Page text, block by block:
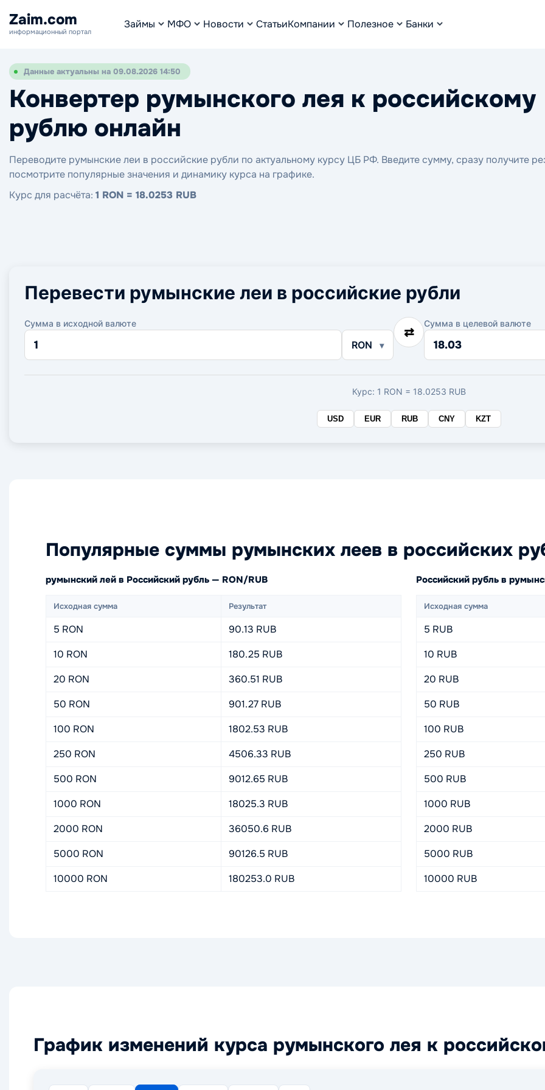
Zaim.com
информационный портал
Займы МФО Новости СтатьиКомпании Полезное Банки
Данные актуальны на 09.08.2026 14:50
Конвертер румынского лея к российскому
рублю онлайн
Переводите румынские леи в российские рубли по актуальному курсу ЦБ РФ. Введите сумму, сразу получите
посмотрите популярные значения и динамику курса на графике.
Курс для расчёта: 1 RON = 18.0253 RUB
Перевести румынские леи в российские рубли
Сумма в исходной валюте
Сумма
RON
⇄
Сумма в целевой валюте
Сумма
Курс: 1 RON = 18.0253 RUB
USD EUR RUB CNY KZT
Популярные суммы румынских леев в российских
румынский лей в Российский рубль — RON/RUB
Исходная сумма Результат
5 RON
90.13 RUB
10 RON
180.25 RUB
20 RON
360.51 RUB
50 RON
901.27 RUB
100 RON
1802.53 RUB
250 RON
4506.33 RUB
500 RON
9012.65 RUB
1000 RON
18025.3 RUB
2000 RON
36050.6 RUB
5000 RON
90126.5 RUB
10000 RON
180253.0 RUB
Российский рубль в
Исходная сумма
5 RUB
10 RUB
20 RUB
50 RUB
100 RUB
250 RUB
500 RUB
1000 RUB
2000 RUB
5000 RUB
10000 RUB
График изменений курса румынского лея к